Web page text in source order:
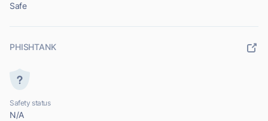
Safe
PHISHTANK
Safety status
N/A